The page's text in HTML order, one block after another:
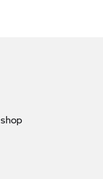
shop